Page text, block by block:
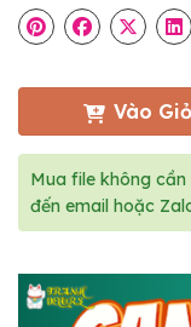
Vào Giỏ
Mua file không
đến email hoặc